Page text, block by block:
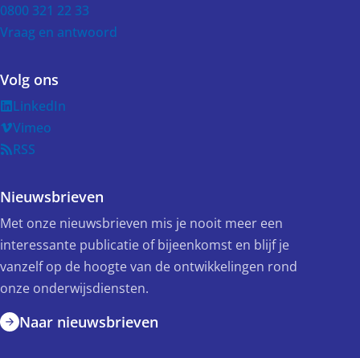
0800 321 22 33
Vraag en antwoord
Volg ons
LinkedIn
Vimeo
RSS
Nieuwsbrieven
Met onze nieuwsbrieven mis je nooit meer een
interessante publicatie of bijeenkomst en blijf je
vanzelf op de hoogte van de ontwikkelingen rond
onze onderwijsdiensten.
Naar nieuwsbrieven